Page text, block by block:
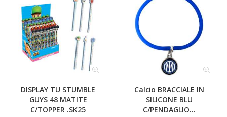
DISPLAY TU STUMBLE
GUYS 48 MATITE
C/TOPPER .SK25
Calcio BRACCIALE IN
SILICONE BLU
C/PENDAGLIO...